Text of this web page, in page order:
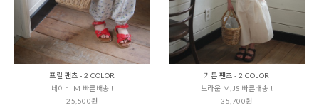
프릴 팬츠 - 2 COLOR
네이비 M 빠른배송 !
25,500원
키튼 팬츠 - 2 COLOR
브라운 M,JS 빠른배송 !
35,700원